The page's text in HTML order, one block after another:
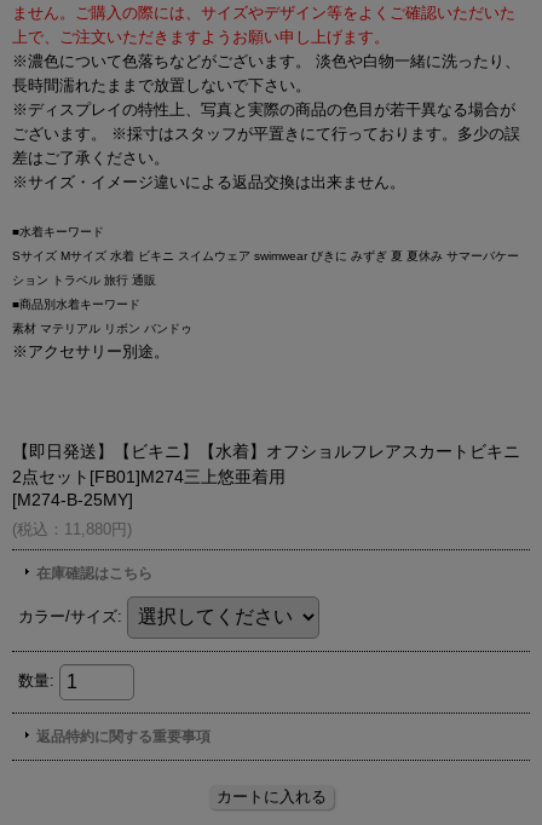
ません。ご購入の際には、サイズやデザイン等をよくご確認いただいた
上で、ご注文いただきますようお願い申し上げます。
※濃色について色落ちなどがございます。 淡色や白物一緒に洗ったり、
長時間濡れたままで放置しないで下さい。
※ディスプレイの特性上、写真と実際の商品の色目が若干異なる場合が
ございます。 ※採寸はスタッフが平置きにて行っております。多少の誤
差はご了承ください。
※サイズ・イメージ違いによる返品交換は出来ません。
■水着キーワード
Sサイズ Mサイズ 水着 ビキニ スイムウェア swimwear びきに みずぎ 夏 夏休み サマーバケー
ション トラベル 旅行 通販
■商品別水着キーワード
素材 マテリアル リボン バンドゥ
※アクセサリー別途。